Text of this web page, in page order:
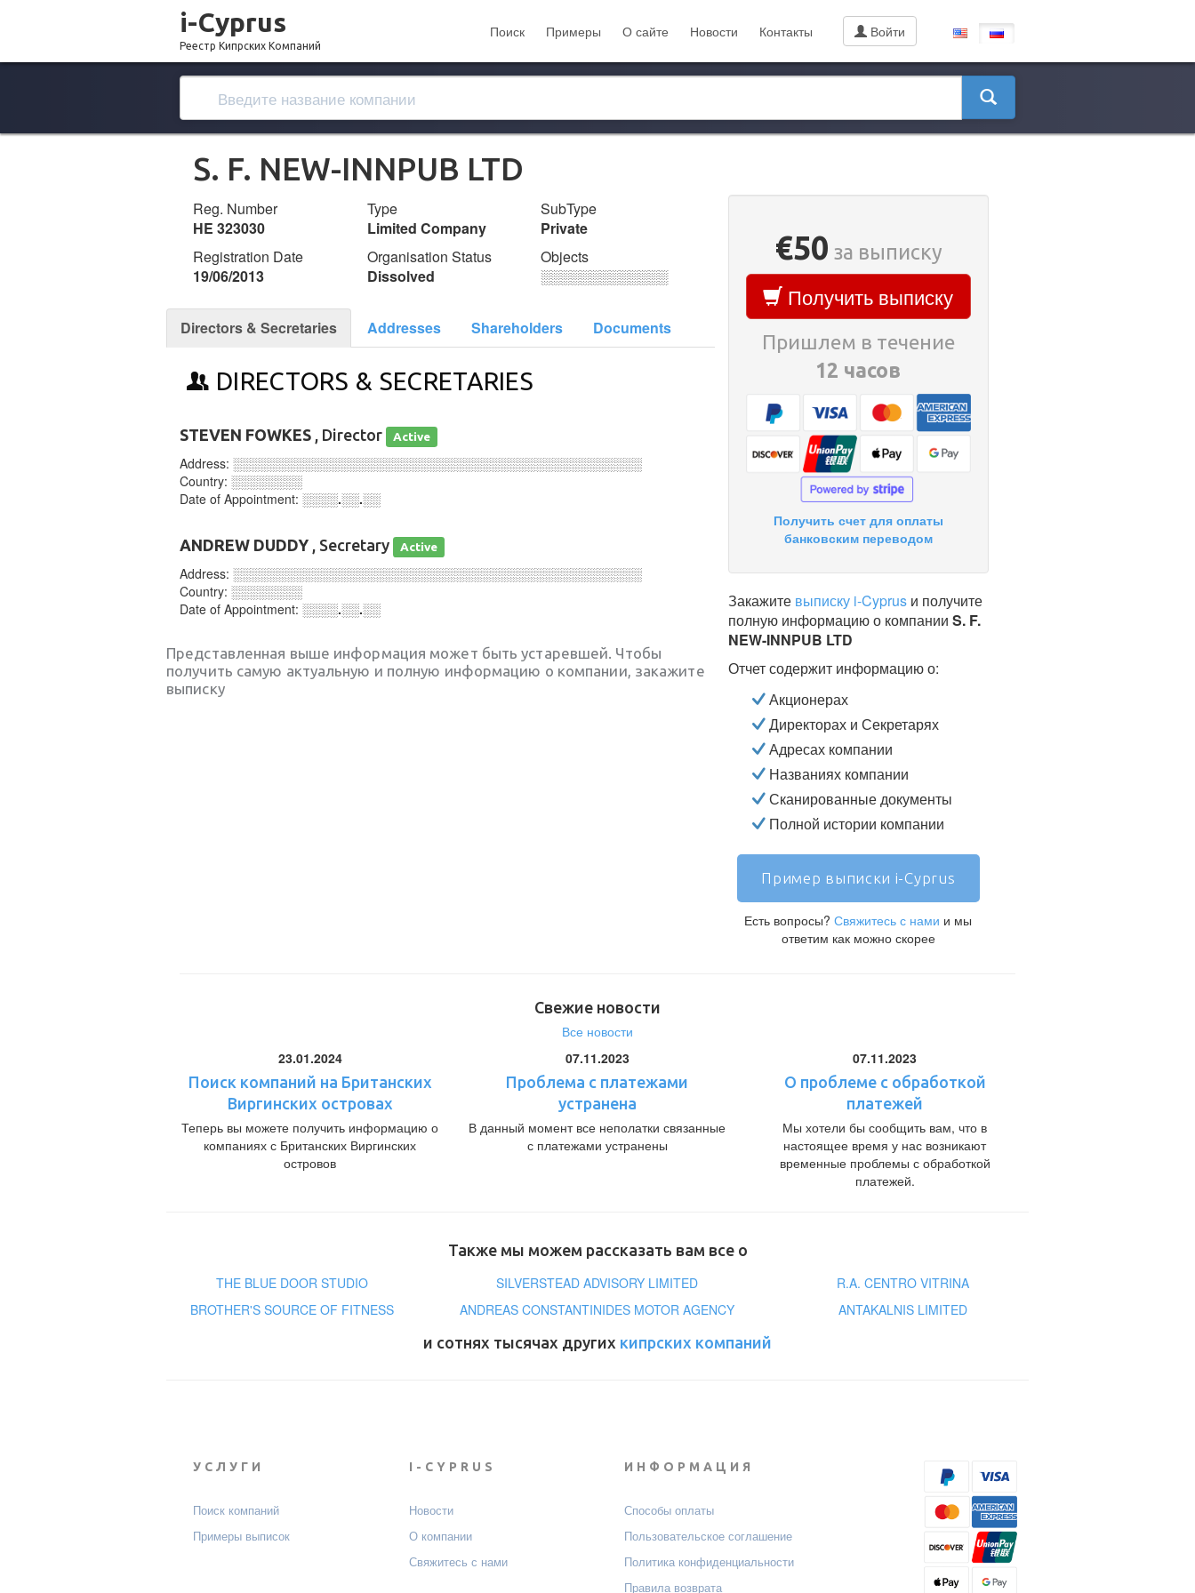
i-Cyprus
Реестр Кипрских Компаний
Поиск Примеры О сайте Новости Контакты Войти
S. F. NEW-INNPUB LTD
Reg. Number
ΗΕ 323030
Type
Limited Company
SubType
Private
Registration Date
19/06/2013
Organisation Status
Dissolved
Objects
░░░░░░░░░░░░░
Directors & Secretaries Addresses Shareholders Documents
DIRECTORS & SECRETARIES
STEVEN FOWKES , Director Active
Address: ░░░░░░░░░░░░░░░░░░░░░░░░░░░░░░░░░░░░░░░░░░░░░░
Country: ░░░░░░░░
Date of Appointment: ░░░░.░░.░░
ANDREW DUDDY , Secretary Active
Address: ░░░░░░░░░░░░░░░░░░░░░░░░░░░░░░░░░░░░░░░░░░░░░░
Country: ░░░░░░░░
Date of Appointment: ░░░░.░░.░░
Представленная выше информация может быть устаревшей. Чтобы
получить самую актуальную и полную информацию о компании, закажите
выписку
€50 за выписку
Получить выписку
Пришлем в течение
12 часов
Получить счет для оплаты
банковским переводом
Закажите выписку i-Cyprusи получите
полную информацию о компании S. F.
NEW-INNPUB LTD
Отчет содержит информацию о:
Акционерах
Директорах и Секретарях
Адресах компании
Названиях компании
Сканированные документы
Полной истории компании
Пример выписки i-Cyprus
Есть вопросы?Свяжитесь с нами и мы
ответим как можно скорее
Свежие новости
Все новости
23.01.2024
Поиск компаний на Британских
Виргинских островах
Теперь вы можете получить информацию о
компаниях с Британских Виргинских
островов
07.11.2023
Проблема с платежами
устранена
В данный момент все неполатки связанные
с платежами устранены
07.11.2023
О проблеме с обработкой
платежей
Мы хотели бы сообщить вам, что в
настоящее время у нас возникают
временные проблемы с обработкой
платежей.
Также мы можем рассказать вам все о
THE BLUE DOOR STUDIO
SILVERSTEAD ADVISORY LIMITED
R.A. CENTRO VITRINA
BROTHER'S SOURCE OF FITNESS
ANDREAS CONSTANTINIDES MOTOR AGENCY
ANTAKALNIS LIMITED
и сотнях тысячах других кипрских компаний
УСЛУГИ
Поиск компаний
Примеры выписок
I-CYPRUS
Новости
О компании
Свяжитесь с нами
ИНФОРМАЦИЯ
Способы оплаты
Пользовательское соглашение
Политика конфиденциальности
Правила возврата